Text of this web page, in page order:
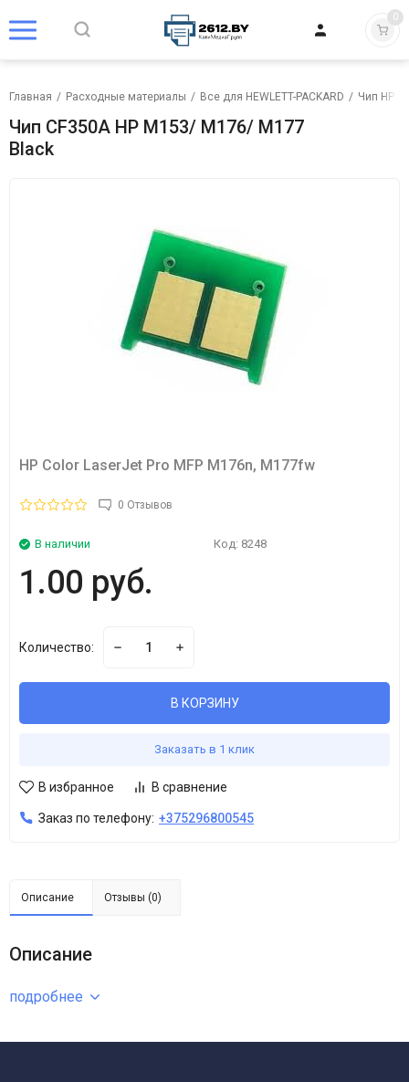
0
Главная / Расходные материалы / Все для HEWLETT-PACKARD / Чип HP
Чип CF350A HP M153/ M176/ M177
Black
HP Color LaserJet Pro MFP M176n, M177fw
0 Отзывов
В наличии Код: 8248
1.00 руб.
Количество:
В КОРЗИНУ
Заказать в 1 клик
В избранное В сравнение
Заказ по телефону: +375296800545
Описание Отзывы (0)
Описание
подробнее